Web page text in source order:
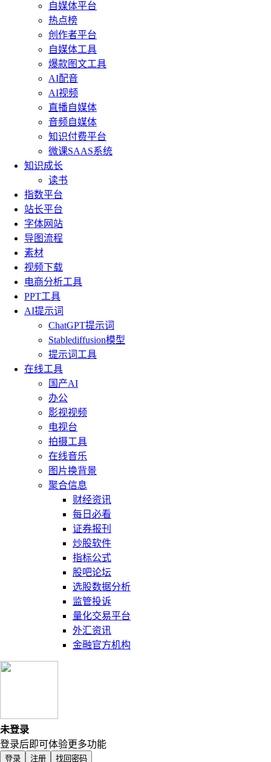
自媒体平台
热点榜
创作者平台
自媒体工具
爆款图文工具
AI配音
AI视频
直播自媒体
音频自媒体
知识付费平台
微课SAAS系统
知识成长
读书
指数平台
站长平台
字体网站
导图流程
素材
视频下载
电商分析工具
PPT工具
AI提示词
ChatGPT提示词
Stablediffusion模型
提示词工具
在线工具
国产AI
办公
影视视频
电视台
拍摄工具
在线音乐
图片换背景
聚合信息
财经资讯
每日必看
证券报刊
炒股软件
指标公式
股吧论坛
选股数据分析
监管投诉
量化交易平台
外汇资讯
金融官方机构
未登录
登录后即可体验更多功能
登录 注册 找回密码